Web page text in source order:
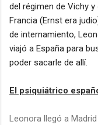
del régimen de Vichy
Francia (Ernst era
de internamiento,
viajó a España para
poder sacarle de allí.
El psiquiátrico
Leonora llegó a